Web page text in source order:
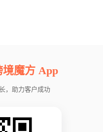
境魔方 App
，助力客户成功